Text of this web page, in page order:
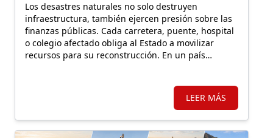
Los desastres naturales no solo destruyen
infraestructura, también ejercen presión sobre las
finanzas públicas. Cada carretera, puente, hospital
o colegio afectado obliga al Estado a movilizar
recursos para su reconstrucción. En un país
LEER MÁS